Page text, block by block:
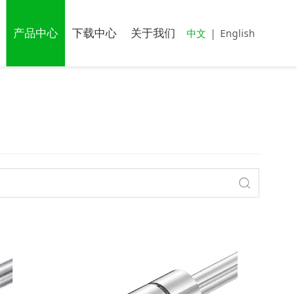
中文 | English
产品中心 下载中心 关于我们